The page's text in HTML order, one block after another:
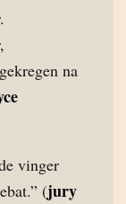
na
vinger
(jury